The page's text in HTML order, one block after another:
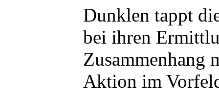
Dunklen tappt
bei ihren
Zusammenhang
Aktion im